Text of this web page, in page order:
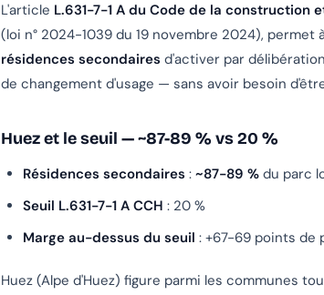
L'article L.631-7-1 A du Code de la construction
(loi n° 2024-1039 du 19 novembre 2024),
résidences secondaires d'activer par
de changement d'usage — sans avoir besoin
Huez et le seuil — ~87-89 % vs 20 %
Résidences secondaires : ~87-89 % du parc
Seuil L.631-7-1 A CCH : 20 %
Marge au-dessus du seuil : +67-69 points de
Huez (Alpe d'Huez) figure parmi les communes